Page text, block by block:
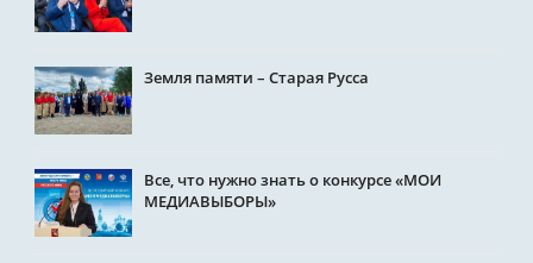
Земля памяти – Старая Русса
Все, что нужно знать о конкурсе «МОИ
МЕДИАВЫБОРЫ»